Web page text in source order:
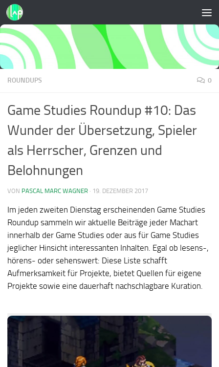
Zum Inhalt springen
ROUNDUPS 0
Game Studies Roundup #10: Das
Wunder der Übersetzung, Spieler
als Herrscher, Grenzen und
Belohnungen
VON PASCAL MARC WAGNER · 19. DEZEMBER 2017
Im jeden zweiten Dienstag erscheinenden Game Studies
Roundup sammeln wir aktuelle Beiträge jeder Machart
innerhalb der Game Studies oder aus für Game Studies
jeglicher Hinsicht interessanten Inhalten. Egal ob lesens-,
hörens- oder sehenswert: Diese Liste schafft
Aufmerksamkeit für Projekte, bietet Quellen für eigene
Projekte sowie eine dauerhaft nachschlagbare Kuration.